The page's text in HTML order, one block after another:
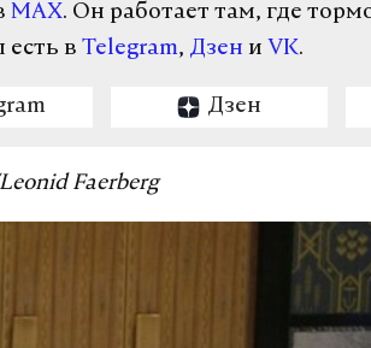
MAX. Он работает там, где
в Telegram, Дзен и VK.
Дзен
Faerberg